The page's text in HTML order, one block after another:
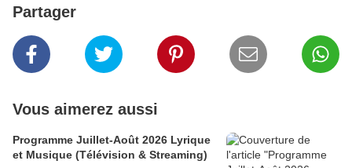
Partager
Vous aimerez aussi
Programme Juillet-Août 2026 Lyrique
et Musique (Télévision & Streaming)